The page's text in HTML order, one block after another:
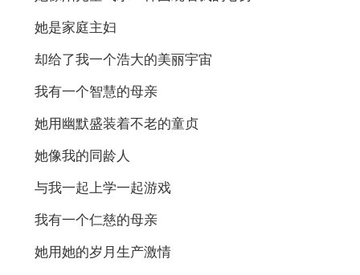
她是家庭主妇
却给了我一个浩大的美丽宇宙
我有一个智慧的母亲
她用幽默盛装着不老的童贞
她像我的同龄人
与我一起上学一起游戏
我有一个仁慈的母亲
她用她的岁月生产激情